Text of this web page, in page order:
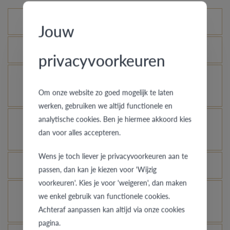
aspect neuf ?
À quelles bagues l’assurance vol s’applique-t-
elle ?
Toutes les bagues peuvent-elles être gravées ?
Comment avoir une idée de l’aspect d’une bague
dans une autre couleur ou largeur ?
Jouw
privacyvoorkeuren
Om onze website zo goed mogelijk te laten
werken, gebruiken we altijd functionele en
analytische cookies. Ben je hiermee akkoord kies
dan voor alles accepteren.
Wens je toch liever je privacyvoorkeuren aan te
passen, dan kan je kiezen voor 'Wijzig
voorkeuren'. Kies je voor 'weigeren', dan maken
we enkel gebruik van functionele cookies.
Achteraf aanpassen kan altijd via onze cookies
pagina.